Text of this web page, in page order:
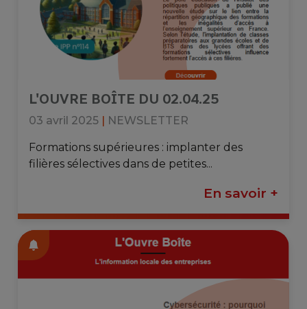
L'OUVRE BOÎTE DU 02.04.25
03 avril 2025 | NEWSLETTER
Formations supérieures : implanter des
filières sélectives dans de petites...
En savoir +